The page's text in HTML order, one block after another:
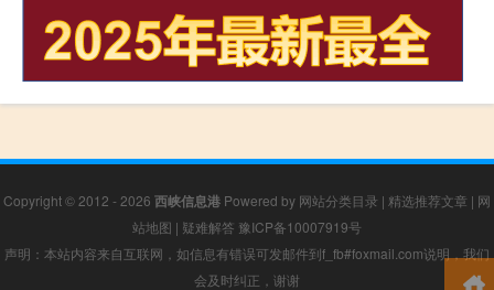
Copyright © 2012 - 2026 西峡信息港 Powered by 网站分类目录 | 精选推荐文章 | 网
站地图 | 疑难解答 豫ICP备10007919号
声明：本站内容来自互联网，如信息有错误可发邮件到f_fb#foxmail.com说明，我们
会及时纠正，谢谢